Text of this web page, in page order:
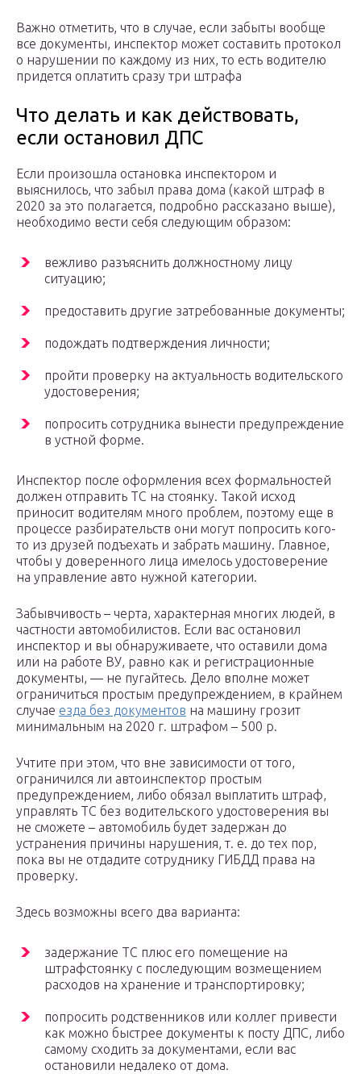
Важно отметить, что в случае, если забыты вообще
все документы, инспектор может составить протокол
о нарушении по каждому из них, то есть водителю
придется оплатить сразу три штрафа
Что делать и как действовать,
если остановил ДПС
Если произошла остановка инспектором и
выяснилось, что забыл права дома (какой штраф в
2020 за это полагается, подробно рассказано выше),
необходимо вести себя следующим образом:
вежливо разъяснить должностному лицу
ситуацию;
предоставить другие затребованные документы;
подождать подтверждения личности;
пройти проверку на актуальность водительского
удостоверения;
попросить сотрудника вынести предупреждение
в устной форме.
Инспектор после оформления всех формальностей
должен отправить ТС на стоянку. Такой исход
приносит водителям много проблем, поэтому еще в
процессе разбирательств они могут попросить кого-
то из друзей подъехать и забрать машину. Главное,
чтобы у доверенного лица имелось удостоверение
на управление авто нужной категории.
Забывчивость – черта, характерная многих людей, в
частности автомобилистов. Если вас остановил
инспектор и вы обнаруживаете, что оставили дома
или на работе ВУ, равно как и регистрационные
документы, — не пугайтесь. Дело вполне может
ограничиться простым предупреждением, в крайнем
случае езда без документов на машину грозит
минимальным на 2020 г. штрафом – 500 р.
Учтите при этом, что вне зависимости от того,
ограничился ли автоинспектор простым
предупреждением, либо обязал выплатить штраф,
управлять ТС без водительского удостоверения вы
не сможете – автомобиль будет задержан до
устранения причины нарушения, т. е. до тех пор,
пока вы не отдадите сотруднику ГИБДД права на
проверку.
Здесь возможны всего два варианта:
задержание ТС плюс его помещение на
штрафстоянку с последующим возмещением
расходов на хранение и транспортировку;
попросить родственников или коллег привести
как можно быстрее документы к посту ДПС, либо
самому сходить за документами, если вас
остановили недалеко от дома.